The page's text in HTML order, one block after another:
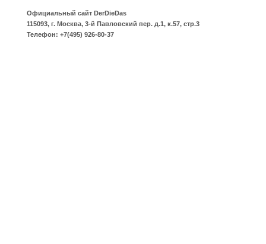
Официальный сайт DerDieDas
115093, г. Москва, 3-й Павловский пер. д.1, к.57, стр.3
Телефон: +7(495) 926-80-37